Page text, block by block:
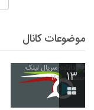
موضوعات کانال
۱۳